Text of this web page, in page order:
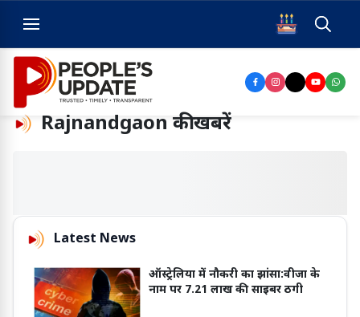
Rajnandgaon की खबरें
Latest News
ऑस्ट्रेलिया में नौकरी का झांसा:वीजा के
नाम पर 7.21 लाख की साइबर ठगी